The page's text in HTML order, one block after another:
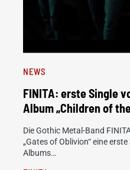
NEWS
FINITA: erste Single
Album „Children of
Die Gothic Metal-Band
„Gates of Oblivion“ eine
Albums…